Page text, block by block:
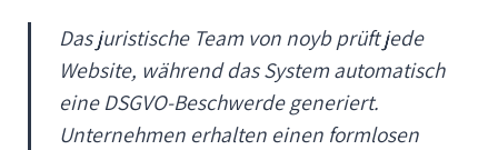
Das juristische Team vonnoybprüft jede
Website, während das System automatisch
eine DSGVO-Beschwerde generiert.
Unternehmen erhalten einen formlosen